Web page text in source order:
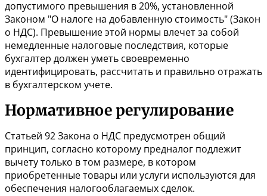
допустимого превышения в 20%, установленной
Законом "О налоге на добавленную стоимость" (Закон
о НДС). Превышение этой нормы влечет за собой
немедленные налоговые последствия, которые
бухгалтер должен уметь своевременно
идентифицировать, рассчитать и правильно отражать
в бухгалтерском учете.
Нормативное регулирование
Статьей 92Закона о НДС предусмотрен общий
принцип, согласно которому предналог подлежит
вычету только в том размере, в котором
приобретенные товары или услуги используются для
обеспечения налогооблагаемых сделок.